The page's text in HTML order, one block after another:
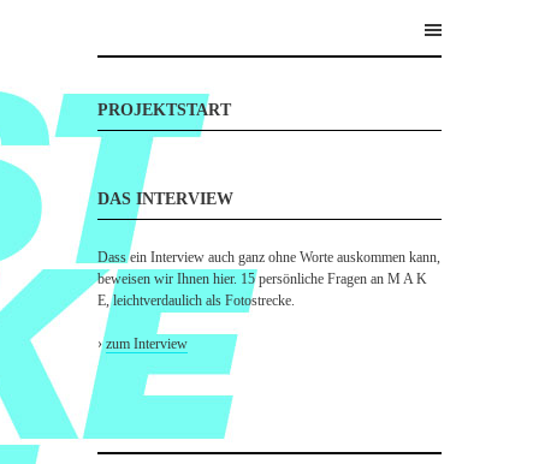
PROJEKTSTART
DAS INTERVIEW
Dass ein Interview auch ganz ohne Worte auskommen kann,
beweisen wir Ihnen hier. 15 persönliche Fragen an M A K
E, leichtverdaulich als Fotostrecke.
›zum Interview